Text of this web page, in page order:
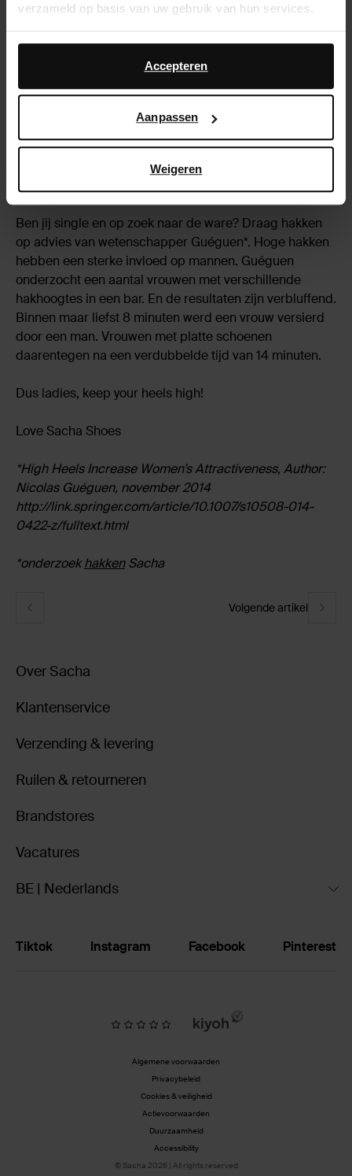
verzameld op basis van uw gebruik van hun services.
Daarnaast werken wij samen met Google voor
advertentie- en meetdoeleinden. Meer informatie over
hoe Google uw persoonsgegevens gebruikt, vindt u op
Accepteren
Aanpassen
Weigeren
op hakken benadrukt dus vooral haar benen en
billen. Mannen vinden dit aantrekkelijk. Hoe hoger,
hoe beter! Dit alles blijkt uit een eerder onderzoek
gepubliceerd in Archives of Sexual Behavior*. Last
Je traint zelfs je kleinste spieren waardoor je al snel
strakkere en slankere billen krijgt.
Single
Ben jij single en op zoek naar de ware? Draag hakken
op advies van wetenschapper Guéguen*. Hoge hakken
hebben een sterke invloed op mannen. Guéguen
onderzocht een aantal vrouwen met verschillende
hakhoogtes in een bar. En de resultaten zijn verbluffend.
Binnen maar liefst 8 minuten werd een vrouw versierd
door een man. Vrouwen met platte schoenen
daarentegen na een verdubbelde tijd van 14 minuten.
Dus ladies, keep your heels high!
Love Sacha Shoes
*High Heels Increase Women’s Attractiveness, Author:
Nicolas Guéguen, november 2014
http://link.springer.com/article/10.1007/s10508-014-
0422-z/fulltext.html
*onderzoekhakkenSacha
Volgende artikel
Over Sacha
Klantenservice
Verzending & levering
Ruilen & retourneren
Brandstores
Vacatures
BE | Nederlands
Tiktok Instagram Facebook Pinterest
Algemene voorwaarden
Privacybeleid
Cookies & veiligheid
Actievoorwaarden
Duurzaamheid
Accessibility
© Sacha 2026 | All rights reserved